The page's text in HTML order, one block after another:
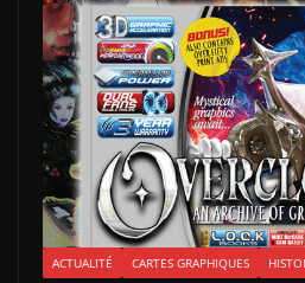
ACTUALITÉ CARTES GRAPHIQUES